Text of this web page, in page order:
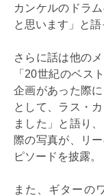
カンケルのドラ
と思います」と語
さらに話は他の
「20世紀のベス
企画があった際
として、ラス・
ました」と語り
際の写真が、リ
ピソードを披露。
また、ギターの